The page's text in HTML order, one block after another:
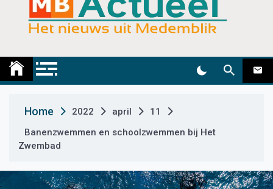
e
t
Medemblik Actueel
Home 2022 april
11
Banenzwemmen en schoolzwemmen bij Het
Zwembad